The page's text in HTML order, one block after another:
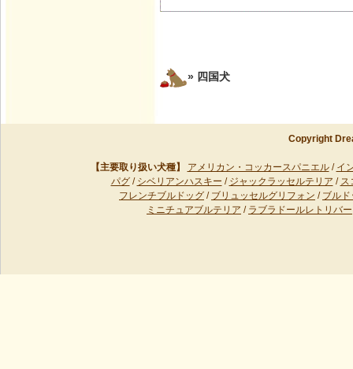
» 四国犬
Copyright
【主要取り扱い犬種】 アメリカン・コッカースパニエル/ イ
パグ/ シベリアンハスキー / ジャックラッセルテリア / ス
フレンチブルドッグ / ブリュッセルグリフォン / ブルド
ミニチュアブルテリア / ラブラドールレトリバー